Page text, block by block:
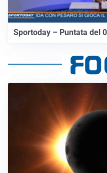
Sportoday – Puntata del